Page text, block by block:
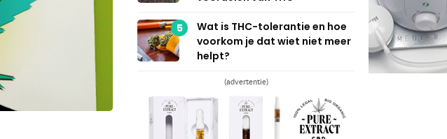
5
Wat is THC-tolerantie en hoe
voorkom je dat wiet niet meer
helpt?
(advertentie)